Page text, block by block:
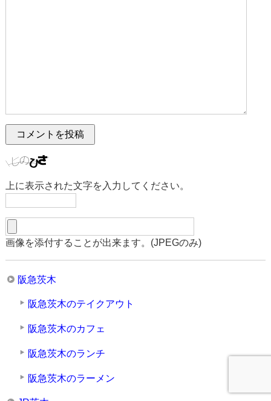
上に表示された文字を入力してください。
画像を添付することが出来ます。(JPEGのみ)
阪急茨木
阪急茨木のテイクアウト
阪急茨木のカフェ
阪急茨木のランチ
阪急茨木のラーメン